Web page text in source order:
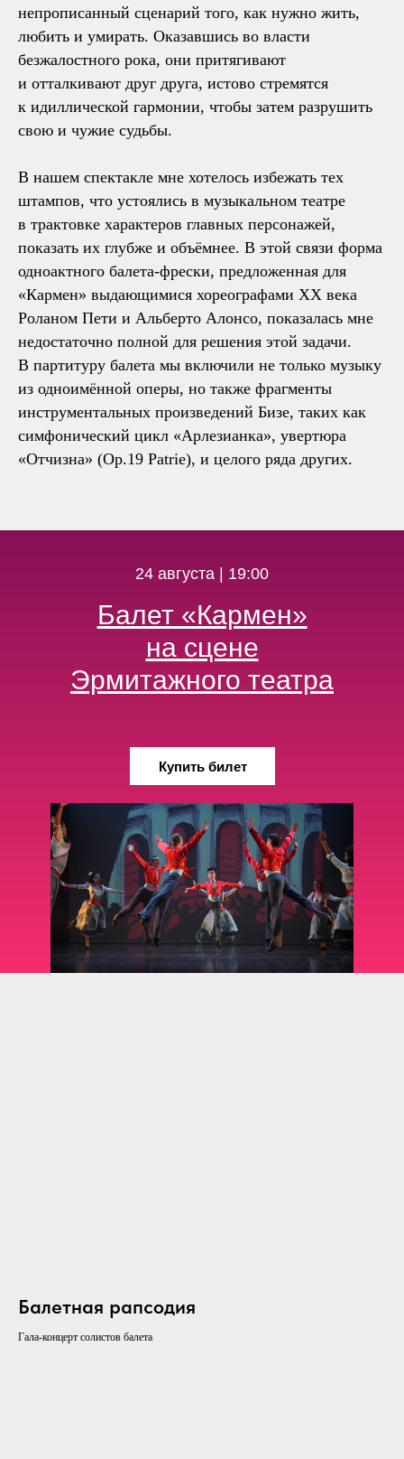
непрописанный сценарий того, как нужно жить,
любить и умирать. Оказавшись во власти
безжалостного рока, они притягивают
и отталкивают друг друга, истово стремятся
к идиллической гармонии, чтобы затем разрушить
свою и чужие судьбы.
В нашем спектакле мне хотелось избежать тех
штампов, что устоялись в музыкальном театре
в трактовке характеров главных персонажей,
показать их глубже и объёмнее. В этой связи форма
одноактного балета-фрески, предложенная для
«Кармен» выдающимися хореографами XX века
Роланом Пети и Альберто Алонсо, показалась мне
недостаточно полной для решения этой задачи.
В партитуру балета мы включили не только музыку
из одноимённой оперы, но также фрагменты
инструментальных произведений Бизе, таких как
симфонический цикл «Арлезианка», увертюра
«Отчизна» (Op.19 Patrie), и целого ряда других.
Балет «Кармен»
на сцене
Эрмитажного театра
24 августа | 19:00
Купить билет
Балетная рапсодия
Гала-концерт солистов балета